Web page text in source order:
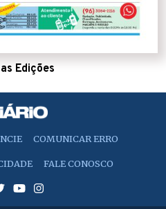
Edições
COMUNICAR ERRO
FALE CONOSCO